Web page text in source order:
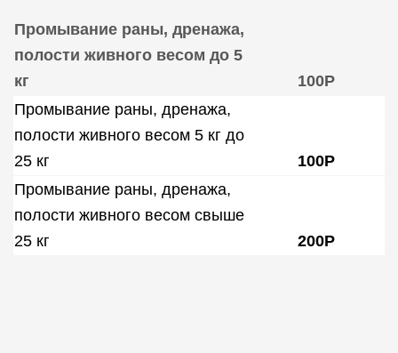
Промывание раны, дренажа,
полости живного весом до 5
кг
100Р
Промывание раны, дренажа,
полости живного весом 5 кг до
25 кг
100Р
Промывание раны, дренажа,
полости живного весом свыше
25 кг
200Р